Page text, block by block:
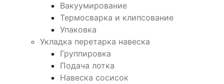
Вакуумирование
Термосварка и клипсование
Упаковка
Укладка перетарка навеска
Группировка
Подача лотка
Навеска сосисок